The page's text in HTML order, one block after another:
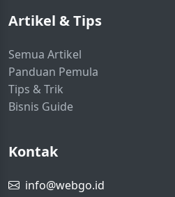
Artikel & Tips
Semua Artikel
Panduan Pemula
Tips & Trik
Bisnis Guide
Kontak
info@webgo.id